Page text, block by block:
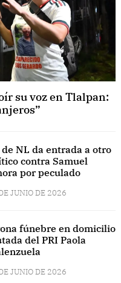
su voz en Tlalpan:
de NL da entrada a otro
contra Samuel
por peculado
JUNIO DE 2026
fúnebre en domicilio
del PRI Paola
JUNIO DE 2026